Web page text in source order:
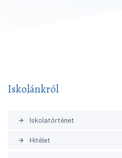
Iskolánkról
arrow_forward Iskolatörténet
arrow_forward Hitélet